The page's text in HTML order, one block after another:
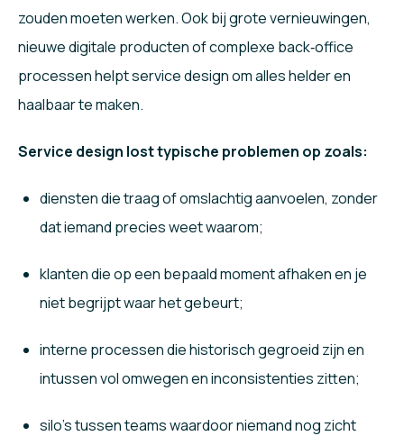
zouden moeten werken. Ook bij grote vernieuwingen,
nieuwe digitale producten of complexe back‑office
processen helpt service design om alles helder en
haalbaar te maken.
Service design lost typische problemen op zoals:
diensten die traag of omslachtig aanvoelen, zonder
dat iemand precies weet waarom;
klanten die op een bepaald moment afhaken en je
niet begrijpt waar het gebeurt;
interne processen die historisch gegroeid zijn en
intussen vol omwegen en inconsistenties zitten;
silo’s tussen teams waardoor niemand nog zicht